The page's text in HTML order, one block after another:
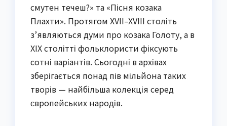
смутен течеш?» та «Пісня козака
Плахти». Протягом XVII–XVIII століть
з’являються думи про козака Голоту, а в
XIX столітті фольклористи фіксують
сотні варіантів. Сьогодні в архівах
зберігається понад пів мільйона таких
творів — найбільша колекція серед
європейських народів.